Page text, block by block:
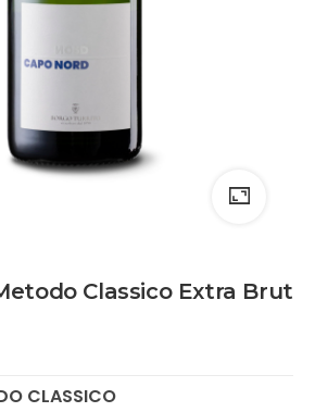
Classico Extra Brut
CLASSICO